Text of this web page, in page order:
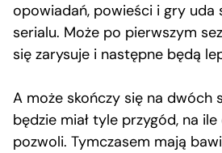
opowiadań, powieści i gry uda
serialu. Może po pierwszym
się zarysuje i następne będą
A może skończy się na dwóch
będzie miał tyle przygód, na
pozwoli. Tymczasem mają